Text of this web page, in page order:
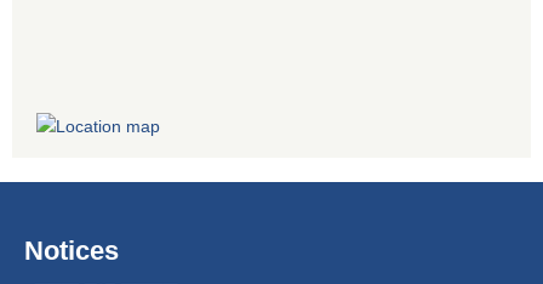
Notices